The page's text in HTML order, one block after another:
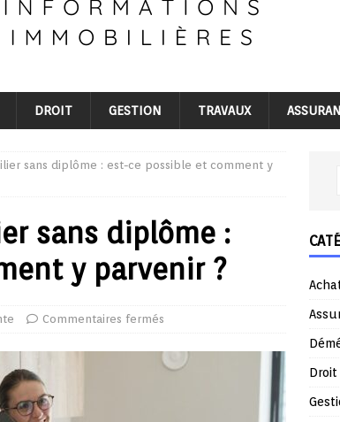
DROIT GESTION TRAVAUX
sans diplôme : est-ce possible et comment y
sans diplôme :
y parvenir ?
Commentaires fermés
Droit